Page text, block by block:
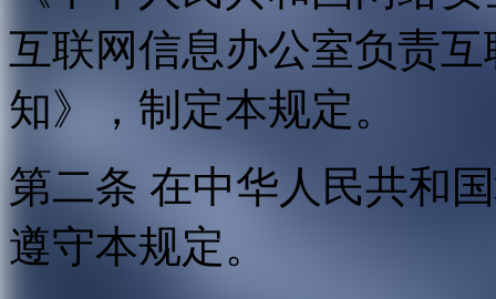
互联网信息办公室负责
知》，制定本规定。
第二条 在中华人民共和
遵守本规定。